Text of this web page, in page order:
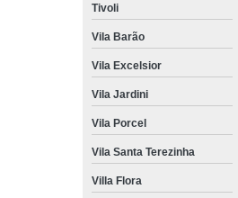
Tivoli
Vila Barão
Vila Excelsior
Vila Jardini
Vila Porcel
Vila Santa Terezinha
Villa Flora